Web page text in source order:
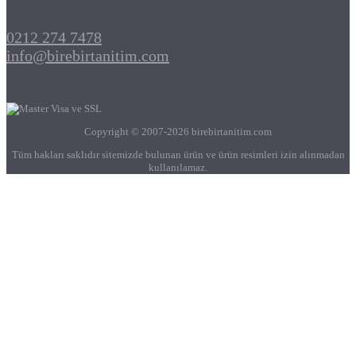
0212 274 7478
info@birebirtanitim.com
Copyright © 2007-2026 birebirtanitim.com
Tüm hakları saklıdır sitemizde bulunan ürün ve ürün resimleri izin alınmadan
kullanılamaz.